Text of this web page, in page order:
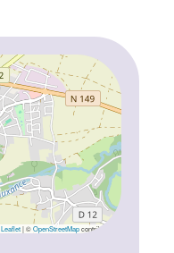
Leaflet |©OpenStreetMapcontributors